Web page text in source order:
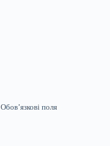
Обов’язкові поля